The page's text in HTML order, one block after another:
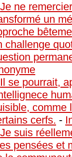
Je ne
un
challenge
Il se pourrait,
comme
cerfs. -
Je suis
pensées et